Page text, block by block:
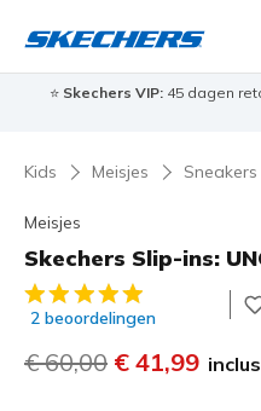
⭐ Skechers VIP:45 dagen
Kids Meisjes Sneakers
Meisjes
Skechers Slip-ins:
3,8 van de 5
2 beoordelingen
Prijs verlaagd van
€ 60,00 naar
€ 41,99